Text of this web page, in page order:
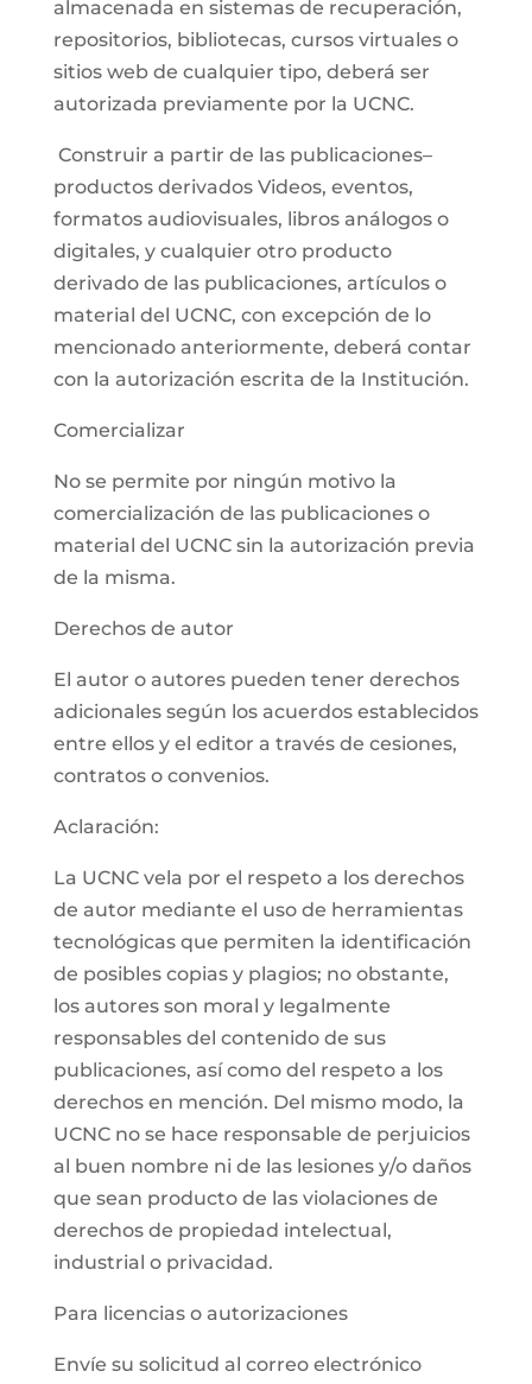
almacenada en sistemas de recuperación,
repositorios, bibliotecas, cursos virtuales o
sitios web de cualquier tipo, deberá ser
autorizada previamente por la UCNC.
Construir a partir de las publicaciones–
productos derivados Videos, eventos,
formatos audiovisuales, libros análogos o
digitales, y cualquier otro producto
derivado de las publicaciones, artículos o
material del UCNC, con excepción de lo
mencionado anteriormente, deberá contar
con la autorización escrita de la Institución.
Comercializar
No se permite por ningún motivo la
comercialización de las publicaciones o
material del UCNC sin la autorización previa
de la misma.
Derechos de autor
El autor o autores pueden tener derechos
adicionales según los acuerdos establecidos
entre ellos y el editor a través de cesiones,
contratos o convenios.
Aclaración:
La UCNC vela por el respeto a los derechos
de autor mediante el uso de herramientas
tecnológicas que permiten la identificación
de posibles copias y plagios; no obstante,
los autores son moral y legalmente
responsables del contenido de sus
publicaciones, así como del respeto a los
derechos en mención. Del mismo modo, la
UCNC no se hace responsable de perjuicios
al buen nombre ni de las lesiones y/o daños
que sean producto de las violaciones de
derechos de propiedad intelectual,
industrial o privacidad.
Para licencias o autorizaciones
Envíe su solicitud al correo electrónico